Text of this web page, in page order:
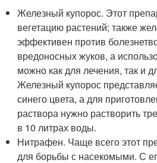
Железный купорос. Этот
вегетацию растений; также
эффективен против
вредоносных жуков, а
можно как для лечения, так и
Железный купорос
синего цвета, а для
раствора нужно растворить
в 10 литрах воды.
Нитрафен. Чаще всего этот
для борьбы с насекомыми. С